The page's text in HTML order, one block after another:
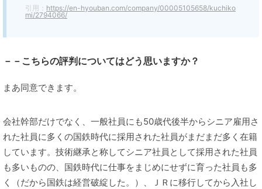
引用： https://en-hyouban.com/company/00005105658/kuchiko
mi/2794066/
－－こちらの評判についてはどう思いますか？
まあ同意できます。
会社幹部だけでなく、一般社員にも50歳代後半からシニア雇用さ
れた社員に多くの国鉄時代に採用された社員がまだまだ多く在籍
しています。技術継承と称してシニア社員として採用された社員
も多いものの、国鉄時代に仕事をまじめにせずに育った社員も多
く（だから国鉄は経営破綻した。）、ＪＲに移行してから入社し